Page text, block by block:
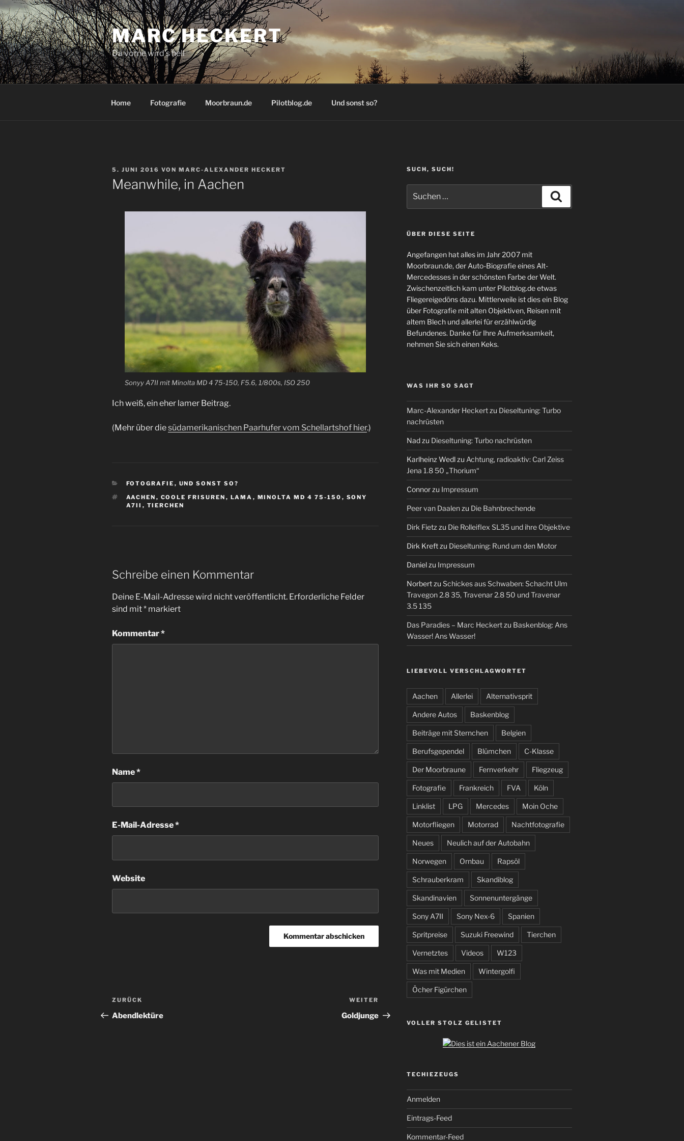
Zum
Inhalt
springen
MARC HECKERT
Da vorne wird's hell
Home Fotografie Moorbraun.de Pilotblog.de Und sonst so?
VERÖFFENTLICHT
AM
5. JUNI 2016 VON MARC-ALEXANDER HECKERT
Meanwhile, in Aachen
Sonyy A7II mit Minolta MD 4 75-150, F5.6, 1/800s, ISO 250
Ich weiß, ein eher lamer Beitrag.
(Mehr über diesüdamerikanischen Paarhufer vom Schellartshof hier.)
KATEGORIEN
FOTOGRAFIE , UND SONST SO?
SCHLAGWÖRTER
AACHEN , COOLE FRISUREN , LAMA , MINOLTA MD 4 75-150 , SONY
A7II , TIERCHEN
Schreibe einen Kommentar
Deine E-Mail-Adresse wird nicht veröffentlicht. Erforderliche Felder
sind mit* markiert
Kommentar*
Name*
E-Mail-Adresse*
Website
Beitragsnavigation
Vorheriger
Beitrag
ZURÜCK
Abendlektüre
Beitrag
WEITER
Goldjunge
SUCH, SUCH!
nach:
ÜBER DIESE SEITE
Angefangen hat alles im Jahr 2007 mit
Moorbraun.de, der Auto-Biografie eines Alt-
Mercedesses in der schönsten Farbe der Welt.
Zwischenzeitlich kam unter Pilotblog.de etwas
Fliegereigedöns dazu. Mittlerweile ist dies ein Blog
über Fotografie mit alten Objektiven, Reisen mit
altem Blech und allerlei für erzählwürdig
Befundenes. Danke für Ihre Aufmerksamkeit,
nehmen Sie sich einen Keks.
WAS IHR SO SAGT
Marc-Alexander Heckertzu Dieseltuning: Turbo
nachrüsten
Nadzu Dieseltuning: Turbo nachrüsten
Karlheinz Wedlzu Achtung, radioaktiv: Carl Zeiss
Jena 1.8 50 „Thorium“
Connorzu Impressum
Peer van Daalenzu Die Bahnbrechende
Dirk Fietz zu Die Rolleiflex SL35 und ihre Objektive
Dirk Kreftzu Dieseltuning: Rund um den Motor
Danielzu Impressum
Norbertzu Schickes aus Schwaben: Schacht Ulm
Travegon 2.8 35, Travenar 2.8 50 und Travenar
3.5 135
Das Paradies – Marc Heckertzu Baskenblog: Ans
Wasser! Ans Wasser!
LIEBEVOLL VERSCHLAGWORTET
Aachen Allerlei Alternativsprit
Andere Autos Baskenblog
Beiträge mit Sternchen Belgien
Berufsgependel Blümchen C-Klasse
Der Moorbraune Fernverkehr Fliegzeug
Fotografie Frankreich FVA Köln
Linklist LPG Mercedes Moin Oche
Motorfliegen Motorrad Nachtfotografie
Neues Neulich auf der Autobahn
Norwegen Ornbau Rapsöl
Schrauberkram Skandiblog
Skandinavien Sonnenuntergänge
Sony A7II Sony Nex-6 Spanien
Spritpreise Suzuki Freewind Tierchen
Vernetztes Videos W123
Was mit Medien Wintergolfi
Öcher Figürchen
VOLLER STOLZ GELISTET
TECHIEZEUGS
Anmelden
Eintrags-Feed
Kommentar-Feed